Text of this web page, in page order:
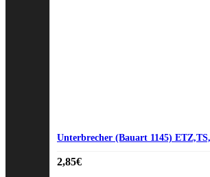
Unterbrecher (Bauart 1145)
2,85€